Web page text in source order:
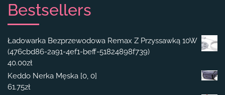
Bestsellers
Ładowarka Bezprzewodowa Remax Z Przyssawką 10W
(476cbd86-2a91-4ef1-beff-51824898f739)
40.00zł
Keddo Nerka Męska [0, 0]
61.75zł